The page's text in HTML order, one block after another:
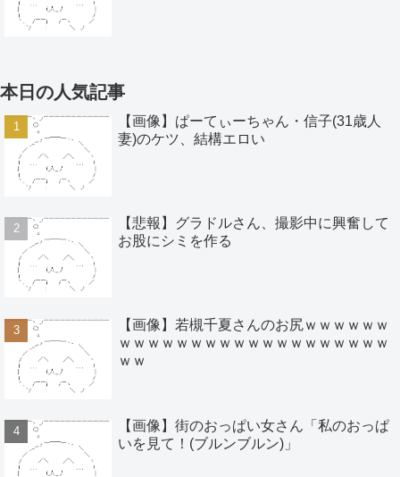
本日の人気記事
【画像】ぱーてぃーちゃん・信子(31歳人
妻)のケツ、結構エロい
【悲報】グラドルさん、撮影中に興奮して
お股にシミを作る
【画像】若槻千夏さんのお尻ｗｗｗｗｗｗ
ｗｗｗｗｗｗｗｗｗｗｗｗｗｗｗｗｗｗｗ
ｗｗ
【画像】街のおっぱい女さん「私のおっぱ
いを見て！(ブルンブルン)」